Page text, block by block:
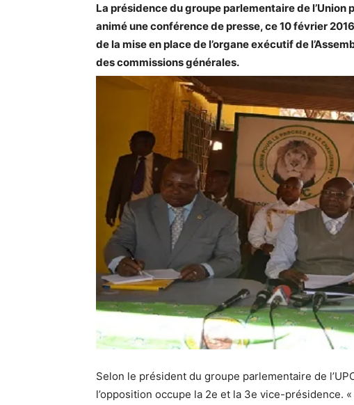
La présidence du groupe parlementaire de l’Union
animé une conférence de presse, ce 10 février
de la mise en place de l’organe exécutif de
des commissions générales.
Selon le président du groupe parlementaire de
l’opposition occupe la 2e et la 3e vice-présidence.